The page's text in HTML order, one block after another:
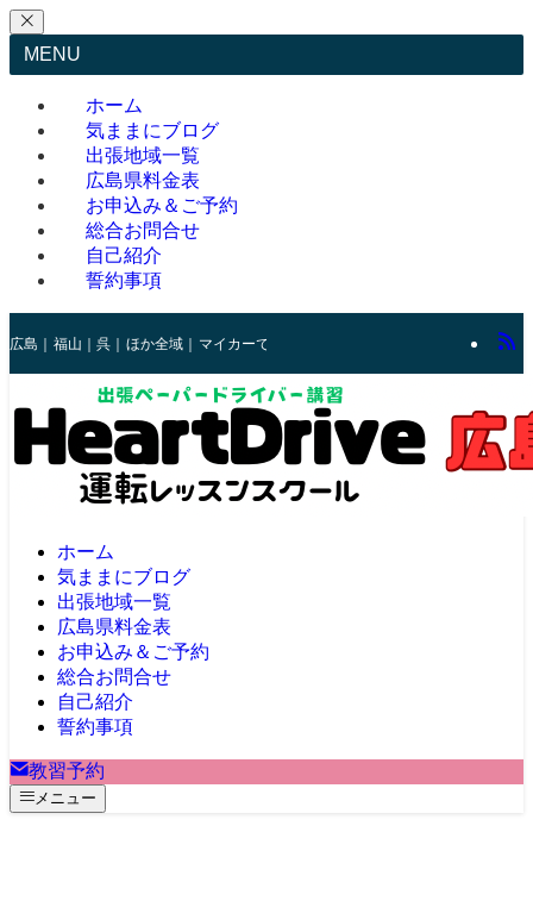
MENU
ホーム
気ままにブログ
出張地域一覧
広島県料金表
お申込み＆ご予約
総合お問合せ
自己紹介
誓約事項
広島｜福山｜呉｜ほか全域｜マイカーでの運転練習を安全にサポートします
ホーム
気ままにブログ
出張地域一覧
広島県料金表
お申込み＆ご予約
総合お問合せ
自己紹介
誓約事項
教習予約
メニュー